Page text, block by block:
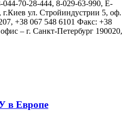
70-28-444, 8-029-63-990, E-
ул. Стройиндустрии 5, оф.
+38 067 548 6101 Факс: +38
– г. Санкт-Петербург 190020,
в Европе